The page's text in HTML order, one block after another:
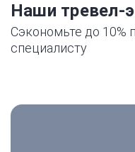
Наши тревел-
Сэкономьте до 10%
специалисту